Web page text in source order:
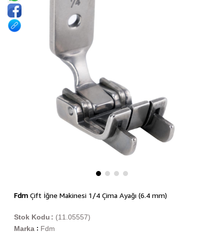
FdmÇift İğne Makinesi 1/4 Çima Ayağı (6.4 mm)
(11.05557)
Stok Kodu
Marka : Fdm